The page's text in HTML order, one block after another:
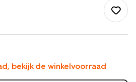
bekijk de winkelvoorraad